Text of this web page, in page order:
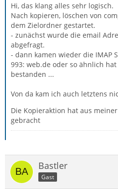
Hi, das klang alles sehr logisch.
Nach kopieren, löschen von
dem Zielordner gestartet.
- zunächst wurde die email
abgefragt.
- dann kamen wieder die IMAP
993: web.de oder so ähnlich
bestanden ...
Von da kam ich auch letztens
Die Kopieraktion hat aus
gebracht
Bastler
Gast